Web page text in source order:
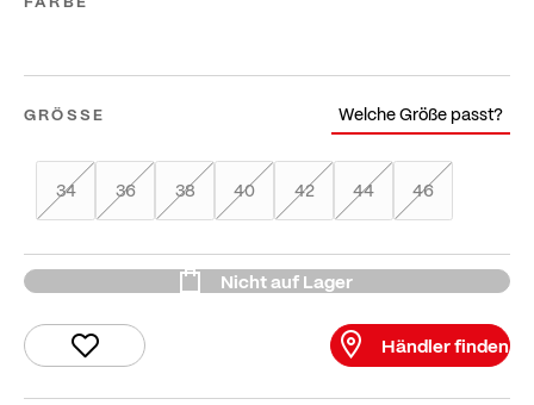
GRÖSSE Welche Größe passt?
34 36 38 40 42 44 46
Nicht auf Lager
Händler finden